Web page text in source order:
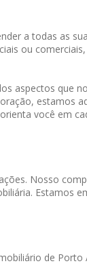
a todas as
ou
aspectos que
estamos
você em
Nosso
Estamos
de